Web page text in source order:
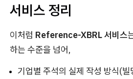
서비스 정리
이처럼 Reference-XBRL 서비스
하는 수준을 넘어,
기업별 주석의 실제 작성 방식(빌